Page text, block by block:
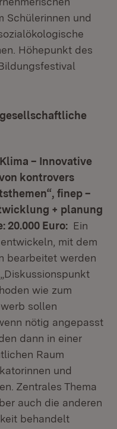
Schülerinnen und
Höhepunkt des
gesellschaftliche
– Innovative
kontrovers
finep –
+ planung
20.000 Euro: Ein
mit dem
bearbeitet werden
wie zum
sollen
nötig angepasst
dann in einer
Raum
und
Zentrales Thema
auch die anderen
behandelt